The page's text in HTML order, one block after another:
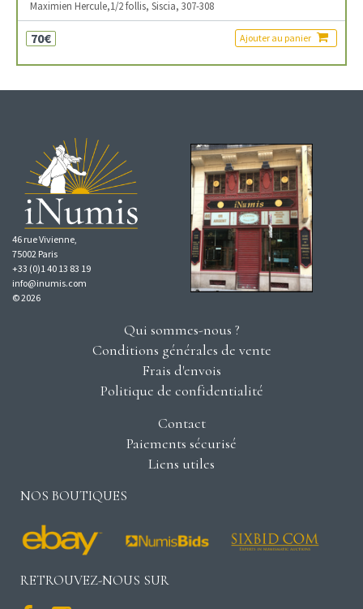
Maximien Hercule,1/2 follis, Siscia, 307-308
70€ Ajouter au panier
46 rue Vivienne,
75002 Paris
+33 (0)1 40 13 83 19
info@inumis.com
© 2026
Qui sommes-nous ?
Conditions générales de vente
Frais d'envois
Politique de confidentialité
Contact
Paiements sécurisé
Liens utiles
NOS BOUTIQUES
RETROUVEZ-NOUS SUR